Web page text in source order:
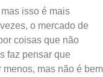
isso é mais
o mercado de
coisas que não
faz pensar que
mas não é bem